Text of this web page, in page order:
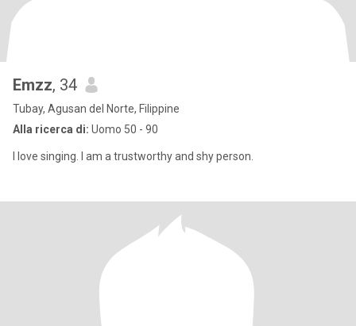
Emzz, 34
Tubay, Agusan del Norte, Filippine
Alla ricerca di: Uomo 50 - 90
I love singing. I am a trustworthy and shy person.